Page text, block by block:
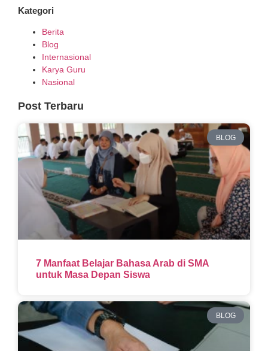
Kategori
Berita
Blog
Internasional
Karya Guru
Nasional
Post Terbaru
BLOG
7 Manfaat Belajar Bahasa Arab di SMA
untuk Masa Depan Siswa
BLOG